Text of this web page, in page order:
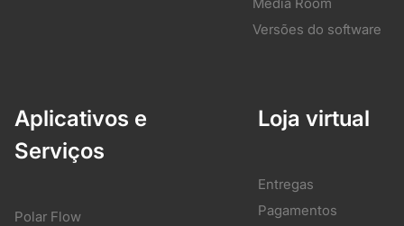
Versões do software
Aplicativos e
Serviços
Polar Flow
Loja virtual
Entregas
Pagamentos